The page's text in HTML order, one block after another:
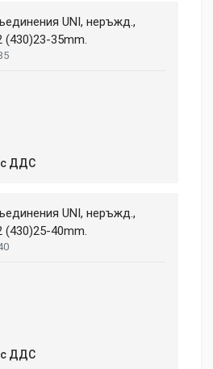
UNI, неръжд.,
(430)23-35mm.
с ДДС
UNI, неръжд.,
(430)25-40mm.
с ДДС